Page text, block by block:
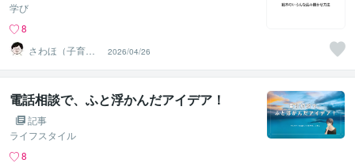
学び
8
さわほ（子育て
建築家）
2026/04/26
電話相談で、ふと浮かんだアイデア！
記事
ライフスタイル
8